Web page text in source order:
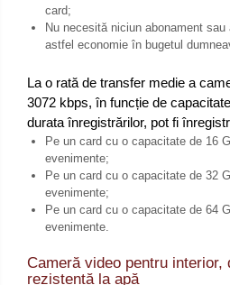
card;
Nu necesită niciun abonament
astfel economie în bugetul
La o rată de transfer medie a
3072 kbps, în funcție de
durata înregistrărilor, pot fi
Pe un card cu o capacitate de 16
evenimente;
Pe un card cu o capacitate de 32
evenimente;
Pe un card cu o capacitate de 64
evenimente.
Cameră video pentru interior,
rezistentă la apă